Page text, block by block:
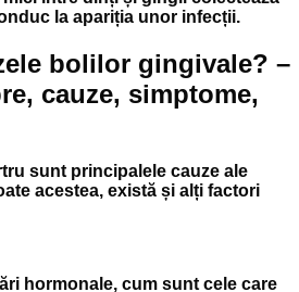
la apariția unor infecții.
bolilor gingivale? –
cauze, simptome,
sunt principalele cauze ale
acestea, există și alți factori
hormonale, cum sunt cele care